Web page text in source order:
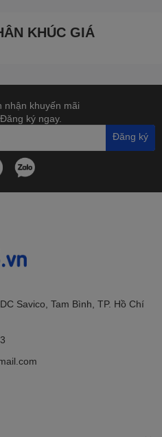
KHÚC GIÁ
nhận khuyến mãi
ký ngay.
Đăng ký
Savico, Tam Bình, TP. Hồ Chí